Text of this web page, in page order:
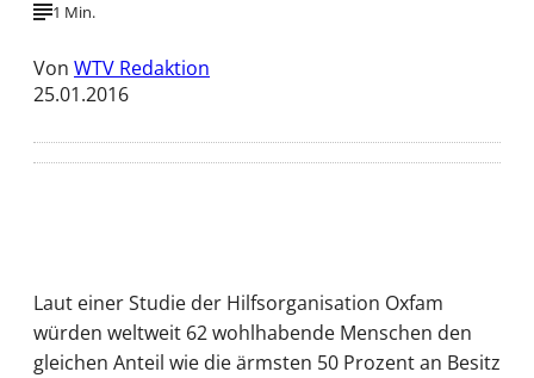
1 Min.
Von WTV Redaktion
25.01.2016
Laut einer Studie der Hilfsorganisation Oxfam
würden weltweit 62 wohlhabende Menschen den
gleichen Anteil wie die ärmsten 50 Prozent an Besitz